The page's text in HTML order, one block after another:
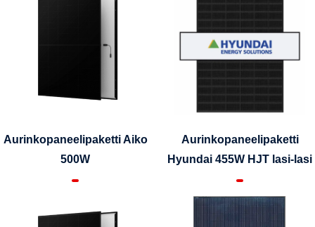
Aurinkopaneelipaketti Aiko
500W
Aurinkopaneelipaketti
Hyundai 455W HJT lasi-lasi